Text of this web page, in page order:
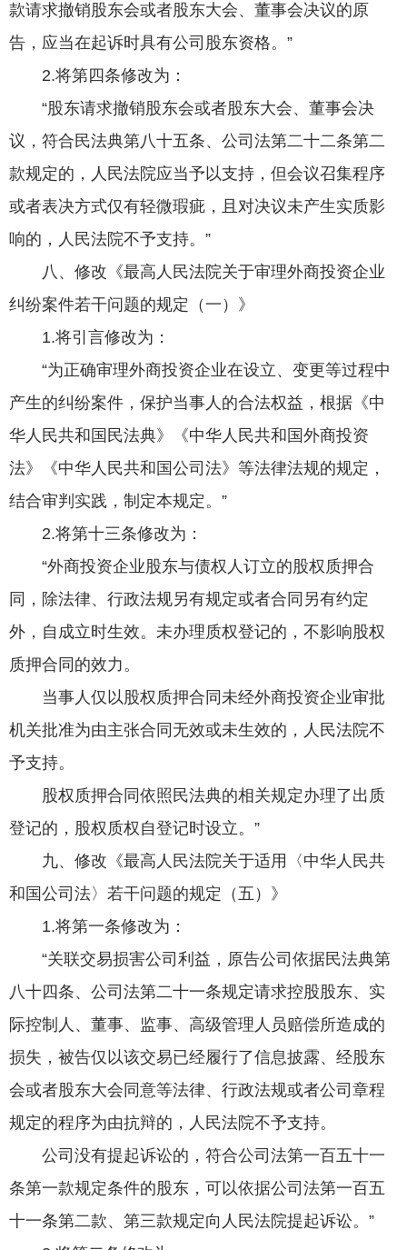
款请求撤销股东会或者股东大会、董事会决议的原
告，应当在起诉时具有公司股东资格。”
2.将第四条修改为：
“股东请求撤销股东会或者股东大会、董事会决
议，符合民法典第八十五条、公司法第二十二条第二
款规定的，人民法院应当予以支持，但会议召集程序
或者表决方式仅有轻微瑕疵，且对决议未产生实质影
响的，人民法院不予支持。”
八、修改《最高人民法院关于审理外商投资企业
纠纷案件若干问题的规定（一）》
1.将引言修改为：
“为正确审理外商投资企业在设立、变更等过程中
产生的纠纷案件，保护当事人的合法权益，根据《中
华人民共和国民法典》《中华人民共和国外商投资
法》《中华人民共和国公司法》等法律法规的规定，
结合审判实践，制定本规定。”
2.将第十三条修改为：
“外商投资企业股东与债权人订立的股权质押合
同，除法律、行政法规另有规定或者合同另有约定
外，自成立时生效。未办理质权登记的，不影响股权
质押合同的效力。
当事人仅以股权质押合同未经外商投资企业审批
机关批准为由主张合同无效或未生效的，人民法院不
予支持。
股权质押合同依照民法典的相关规定办理了出质
登记的，股权质权自登记时设立。”
九、修改《最高人民法院关于适用〈中华人民共
和国公司法〉若干问题的规定（五）》
1.将第一条修改为：
“关联交易损害公司利益，原告公司依据民法典第
八十四条、公司法第二十一条规定请求控股股东、实
际控制人、董事、监事、高级管理人员赔偿所造成的
损失，被告仅以该交易已经履行了信息披露、经股东
会或者股东大会同意等法律、行政法规或者公司章程
规定的程序为由抗辩的，人民法院不予支持。
公司没有提起诉讼的，符合公司法第一百五十一
条第一款规定条件的股东，可以依据公司法第一百五
十一条第二款、第三款规定向人民法院提起诉讼。”